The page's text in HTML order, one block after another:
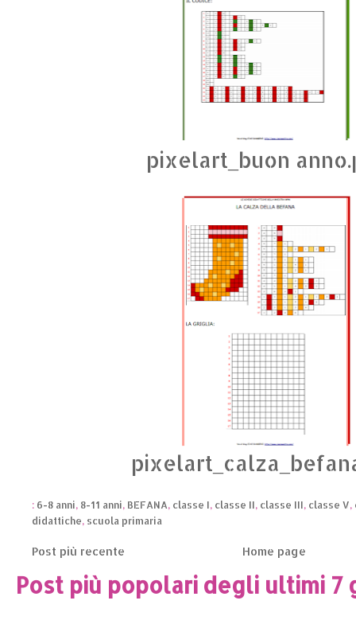
pixelart_buon
: 6-8 anni, 8-11 anni, BEFANA, classe I, classe II, classe III, classe V,
didattiche, scuola primaria
Post più recente Home page
Post più popolari degli ultimi 7